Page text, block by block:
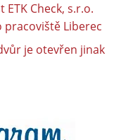
ETK Check, s.r.o.
Liberec
je otevřen jinak